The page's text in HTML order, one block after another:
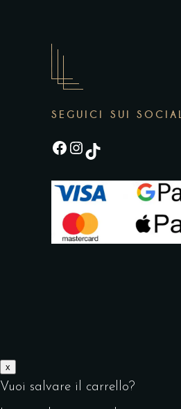
SEGUICI SUI SOCIAL
Facebook
Instagram
TikTok
x
Vuoi salvare il carrello?